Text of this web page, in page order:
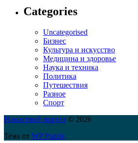
Categories
Uncategorised
Бизнес
Культура и искусство
Медицина и здоровье
Наука и техника
Политика
Путешествия
Разное
Спорт
Новостной портал © 2026
Тема от WP Puzzle